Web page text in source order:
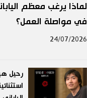
لماذا يرغب معظم
في مواصلة العمل؟
24/07/2026
رحيل